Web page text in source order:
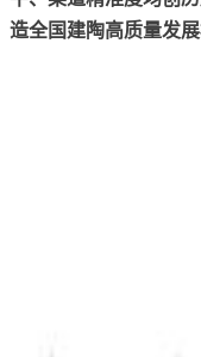
造全国建陶高质量发展